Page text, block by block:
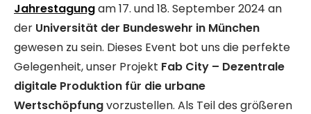
Jahrestagungam 17. und 18. September 2024 an
der Universität der Bundeswehr in München
gewesen zu sein. Dieses Event bot uns die perfekte
Gelegenheit, unser Projekt Fab City – Dezentrale
digitale Produktion für die urbane
Wertschöpfungvorzustellen. Als Teil des größeren